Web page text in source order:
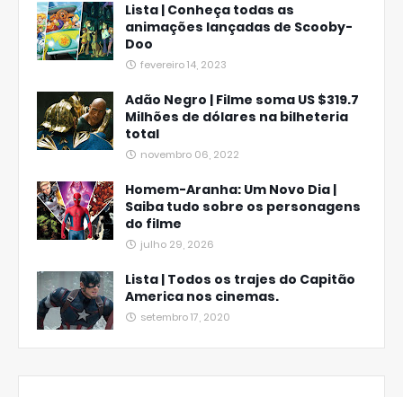
Lista | Conheça todas as
animações lançadas de Scooby-
Doo
fevereiro 14, 2023
Adão Negro | Filme soma US $319.7
Milhões de dólares na bilheteria
total
novembro 06, 2022
Homem-Aranha: Um Novo Dia |
Saiba tudo sobre os personagens
do filme
julho 29, 2026
Lista | Todos os trajes do Capitão
America nos cinemas.
setembro 17, 2020